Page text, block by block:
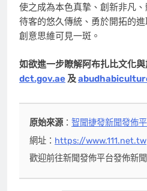
使之成為本色真摯、創新非凡
待客的悠久傳統、勇於開拓的
創意思維可見一斑。
如欲進一步瞭解阿布扎比文化
dct.gov.ae 及
原始來源：智聞捷發新聞發佈
網址： https://www.111.net.tw
歡迎前往新聞發佈平台發佈新聞